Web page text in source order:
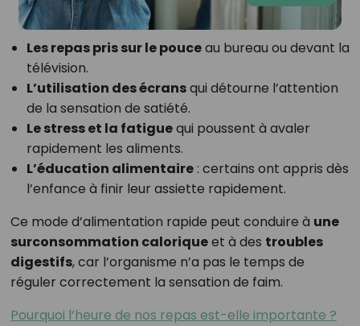
Les repas pris sur le pouceau bureau ou devant la
télévision.
L’utilisation des écransqui détourne l’attention
de la sensation de satiété.
Le stress et la fatiguequi poussent à avaler
rapidement les aliments.
L’éducation alimentaire: certains ont appris dès
l’enfance à finir leur assiette rapidement.
Ce mode d’alimentation rapide peut conduire à une
surconsommation caloriqueet à des troubles
digestifs, car l’organisme n’a pas le temps de
réguler correctement la sensation de faim.
Pourquoi l’heure de nos repas est-elle importante ?